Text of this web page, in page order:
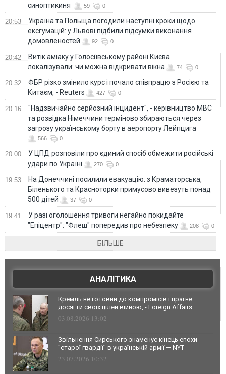
синоптикиня 59 0
20:53
Україна та Польща погодили наступні кроки щодо
ексгумацій: у Львові підбили підсумки виконання
домовленостей
92 0
20:42
Витік аміаку у Голосіївському районі Києва
локалізували: чи можна відкривати вікна
74 0
20:32
ФБР різко змінило курс і почало співпрацю з Росією та
Китаєм, - Reuters
427 0
20:16
"Надзвичайно серйозний інцидент", - керівництво МВС
та розвідка Німеччини терміново збираються через
загрозу українському борту в аеропорту Лейпцига
566 0
20:00
У ЦПД розповіли про єдиний спосіб обмежити російські
удари по Україні
270 0
19:53
На Донеччині посилили евакуацію: з Краматорська,
Біленького та Красноторки примусово вивезуть понад
500 дітей
37 0
19:41
У разі оголошення тривоги негайно покидайте
"Епіцентр": "Флеш" попередив про небезпеку
208 0
БІЛЬШЕ
АНАЛІТИКА
Кремль не готовий до компромісів і прагне
досягти своїх цілей війною, - Foreign Affairs
03.08.2026 13:02
Звільнення Сирського знаменує кінець епохи
"старої гвардії" в українській армії — NYT
23.07.2026 10:32